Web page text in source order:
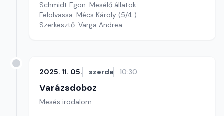
Schmidt Egon: Mesélő állatok
Felolvassa: Mécs Károly (5/4.)
Szerkesztő: Varga Andrea
2025. 11. 05. szerda 10:30
Varázsdoboz
Mesés irodalom